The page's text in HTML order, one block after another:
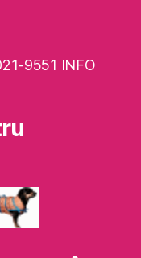
9551 INFO